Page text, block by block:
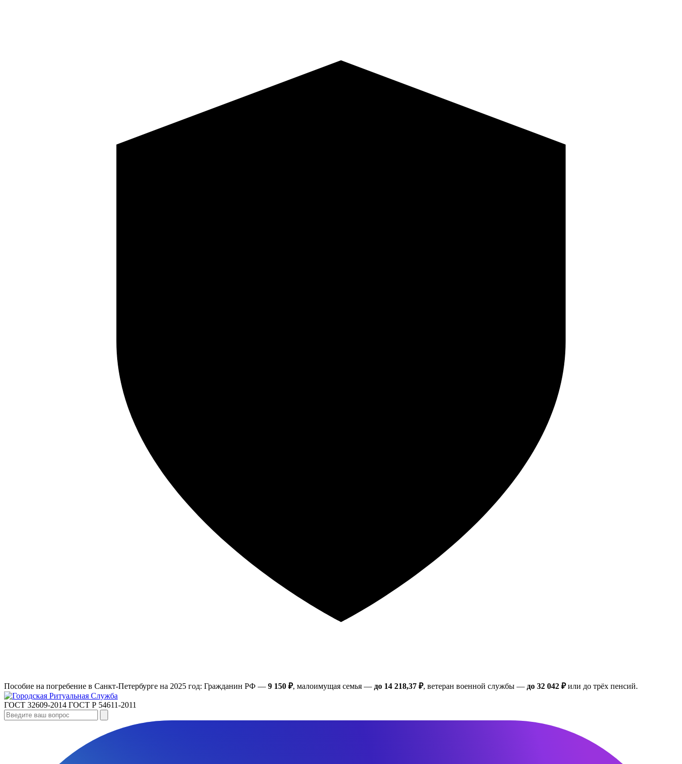
Пособие на погребение в Санкт‑Петербурге на 2025 год: Гражданин РФ — 9 150 ₽, малоимущая семья — до 14 218,37 ₽, ветеран военной службы — до 32 042 ₽или до трёх пенсий.
ГОСТ 32609-2014 ГОСТ Р 54611-2011